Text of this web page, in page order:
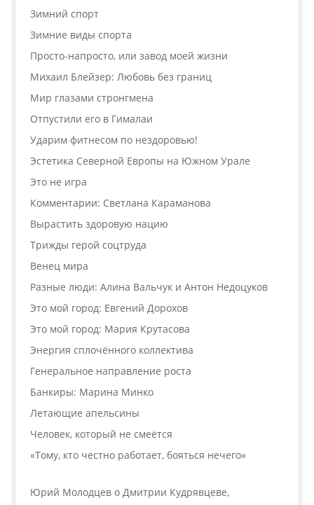
Зимний спорт
Зимние виды спорта
Просто-напросто, или завод моей жизни
Михаил Блейзер: Любовь без границ
Мир глазами стронгмена
Отпустили его в Гималаи
Ударим фитнесом по нездоровью!
Эстетика Северной Европы на Южном Урале
Это не игра
Комментарии: Светлана Караманова
Вырастить здоровую нацию
Трижды герой соцтруда
Венец мира
Разные люди: Алина Вальчук и Антон Недоцуков
Это мой город: Евгений Дорохов
Это мой город: Мария Крутасова
Энергия сплочённого коллектива
Генеральное направление роста
Банкиры: Марина Минко
Летающие апельсины
Человек, который не смеётся
«Тому, кто честно работает, бояться нечего»
Юрий Молодцев о Дмитрии Кудрявцеве,